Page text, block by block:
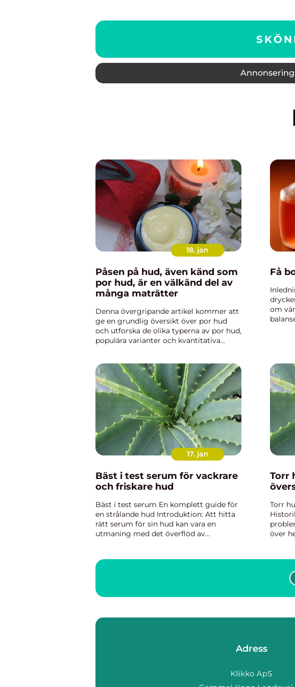
Annonsering
18. jan
Påsen på hud, även känd som
por hud, är en välkänd del av
många maträtter
Denna övergripande artikel kommer att
ge en grundlig översikt över por hud
och utforska de olika typerna av por hud,
populära varianter och kvantitativa
olika por hud och ge en his...
Få
om
17. jan
Bäst i test serum för vackrare
och friskare hud
Bäst i test serum En komplett guide för
en strålande hud Introduktion: Att hitta
rätt serum för sin hud kan vara en
utmaning med det överflöd av
vi att ge en grundlig översikt...
Torr
Torr
över
Adress